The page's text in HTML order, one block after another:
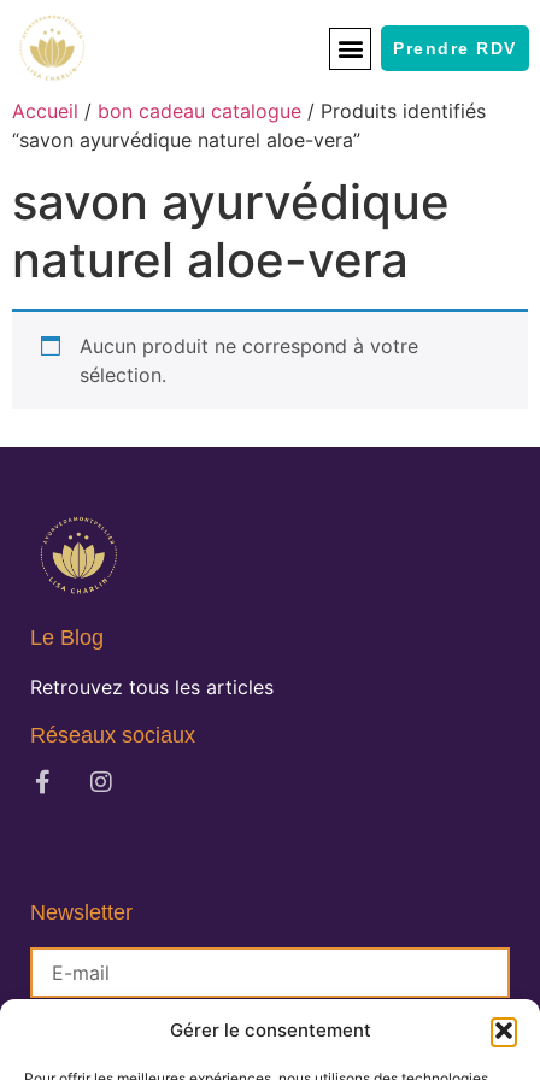
Gérer le consentement
Prendre RDV
Accueil / bon cadeau catalogue / Produits identifiés
“savon ayurvédique naturel aloe-vera”
savon ayurvédique
naturel aloe-vera
Aucun produit ne correspond à votre
sélection.
Le Blog
Retrouvez tous les articles
Réseaux sociaux
Newsletter
S'inscrire